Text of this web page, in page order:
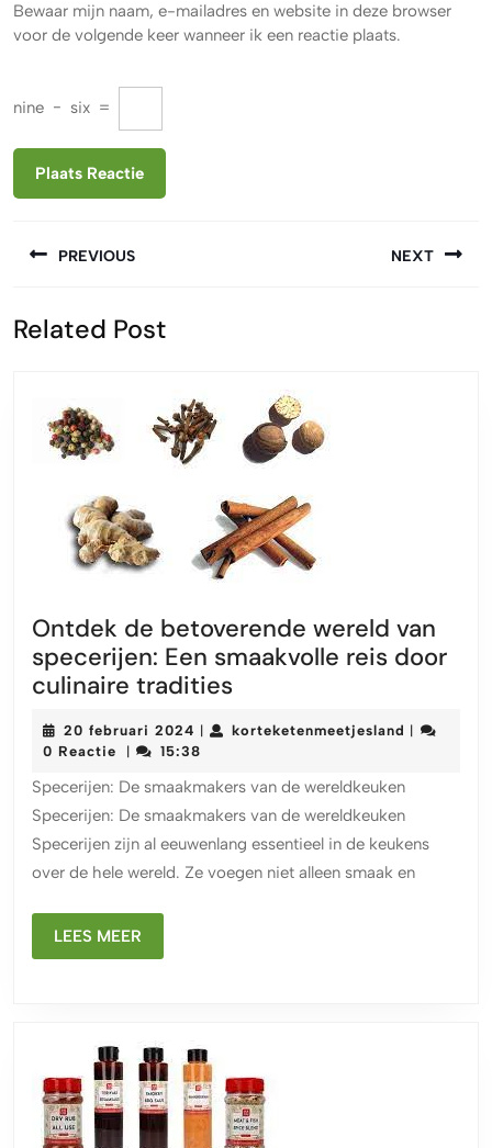
Bewaar mijn naam, e-mailadres en website in deze browser
voor de volgende keer wanneer ik een reactie plaats.
nine − six =
PREVIOUS
bericht:
NEXT
Related Post
Ontdek de betoverende wereld van
specerijen: Een smaakvolle reis door
culinaire traditiesOntdek
betoverende
van
specerijen:
Een
smaakvolle
20 februari 2024 20
februari
| korteketenmeetjesland |
0 Reactie | 15:38
Specerijen: De smaakmakers van de wereldkeuken
Specerijen: De smaakmakers van de wereldkeuken
Specerijen zijn al eeuwenlang essentieel in de keukens
over de hele wereld. Ze voegen niet alleen smaak en
LEES MEER
MEER